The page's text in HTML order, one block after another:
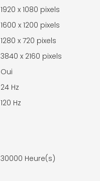
1920 x 1080 pixels
1600 x 1200 pixels
1280 x 720 pixels
3840 x 2160 pixels
Oui
24 Hz
120 Hz
30000 Heure(s)